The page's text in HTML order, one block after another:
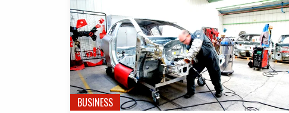
BUSINESS